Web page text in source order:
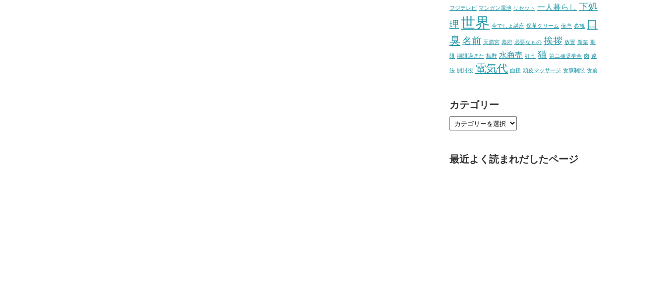
フジテレビ マンガン電池 リセット 一人暮らし 下処
理 世界 今でしょ講座 保革クリーム 倍率 参観 口
臭 名前 天満宮 幕府 必要なもの 挨拶 放置 新築 期
限 期限過ぎた 梅酢 水商売 狂う 猫 第二種奨学金 肉 違
法 開封後 電気代 面接 頭皮マッサージ 食事制限 食前
カテゴリー
最近よく読まれだしたページ